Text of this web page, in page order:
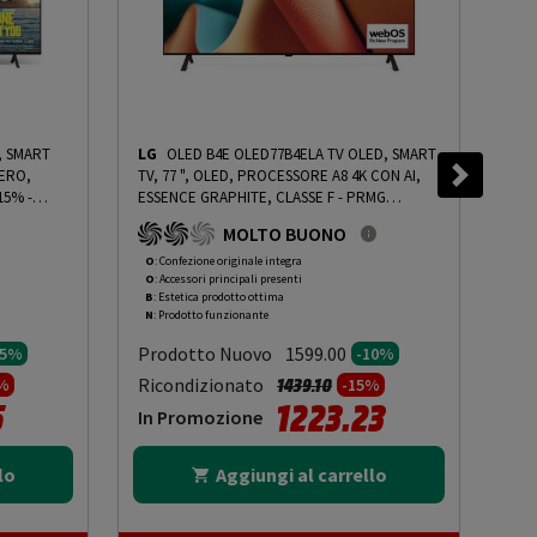
SMART
-
da
LG OLED B4E OLED77B4ELA TV OLED, SMART
TV, 77 ", OLED, PROCESSORE A8 4K CON AI,
ESSENCE GRAPHITE, CLASSE F - PRMG
GRADING OOBN - 10%
- 10%
MOLTO BUONO
O: Confezione originale integra
O: Accessori principali presenti
B: Estetica prodotto ottima
N: Prodotto funzionante
Prodotto Nuovo 1599.00 -10%
Ricondizionato Prezzo ridotto da
1439.10a-15%
In Promozione 1223.23
Aggiungi al carrello